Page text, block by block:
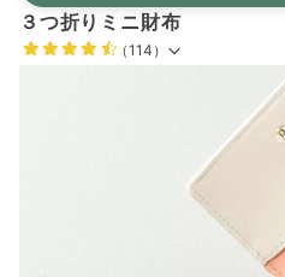
３つ折りミニ財布
（114）